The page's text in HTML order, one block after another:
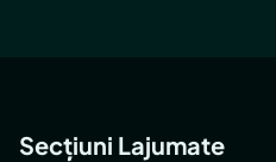
Secțiuni Lajumate